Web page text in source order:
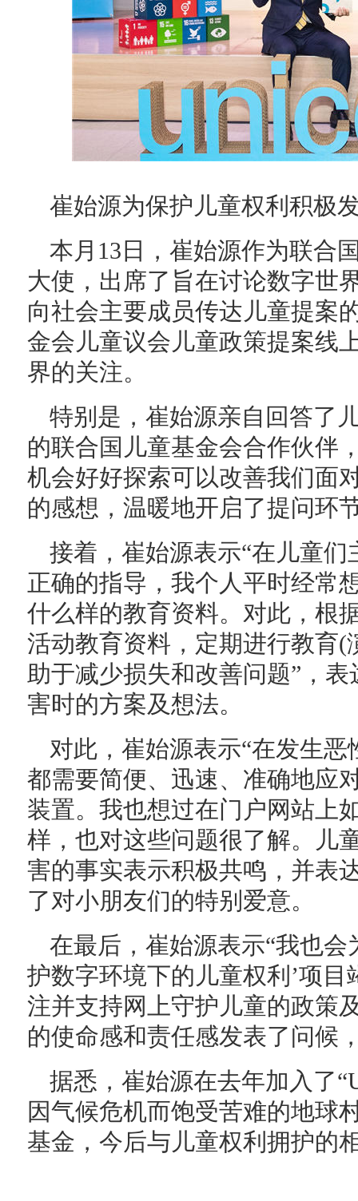
崔始源为保护儿童权利积极
本月13日，崔始源作为联合
大使，出席了旨在讨论数字世
向社会主要成员传达儿童提案
金会儿童议会儿童政策提案线
界的关注。
特别是，崔始源亲自回答了
的联合国儿童基金会合作伙伴
机会好好探索可以改善我们面
的感想，温暖地开启了提问环
接着，崔始源表示“在儿童
正确的指导，我个人平时经常
什么样的教育资料。对此，根
活动教育资料，定期进行教育
助于减少损失和改善问题”，
害时的方案及想法。
对此，崔始源表示“在发生
都需要简便、迅速、准确地应
装置。我也想过在门户网站上
样，也对这些问题很了解。儿
害的事实表示积极共鸣，并表
了对小朋友们的特别爱意。
在最后，崔始源表示“我也
护数字环境下的儿童权利’项
注并支持网上守护儿童的政策
的使命感和责任感发表了问候
据悉，崔始源在去年加入了
因气候危机而饱受苦难的地球
基金，今后与儿童权利拥护的